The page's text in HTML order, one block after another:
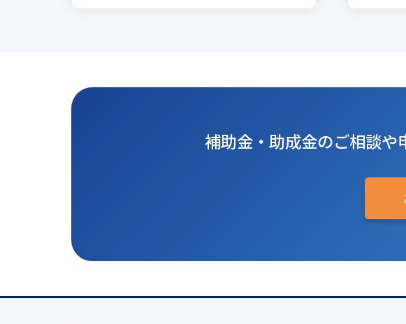
補助金・助成金のご相談や